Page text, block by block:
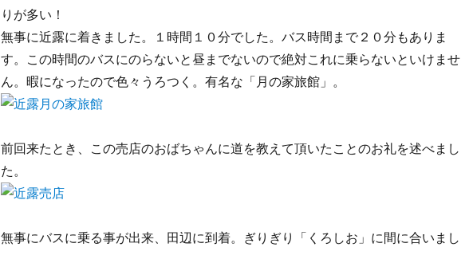
りが多い！
無事に近露に着きました。１時間１０分でした。バス時間まで２０分もありま
す。この時間のバスにのらないと昼までないので絶対これに乗らないといけませ
ん。暇になったので色々うろつく。有名な「月の家旅館」。
前回来たとき、この売店のおばちゃんに道を教えて頂いたことのお礼を述べまし
た。
無事にバスに乗る事が出来、田辺に到着。ぎりぎり「くろしお」に間に合いまし